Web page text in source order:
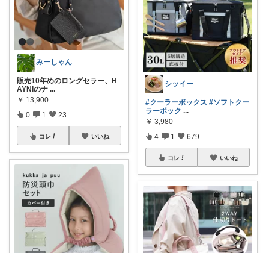
みーしゃん
販売10年めのロングセラー、H
AYNIのナ ...
￥ 13,900
0 1 23
コレ いいね
シッイー
#クーラーボックス #ソフトクー
ラーボック ...
￥ 3,980
4 1 679
コレ いいね